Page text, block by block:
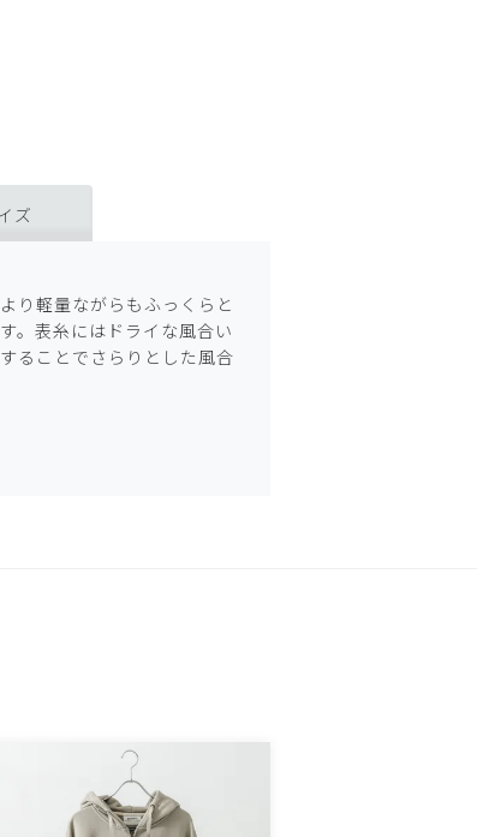
ズ
り軽量ながらもふっくらと
。表糸にはドライな風合い
ることでさらりとした風合